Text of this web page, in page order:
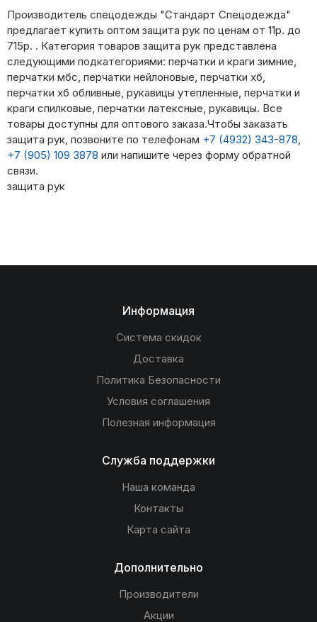
Производитель спецодежды "Стандарт Спецодежда"
предлагает купить оптом защита рук по ценам от 11р. до
715р. . Категория товаров защита рук представлена
следующими подкатегориями: перчатки и краги зимние,
перчатки мбс, перчатки нейлоновые, перчатки хб,
перчатки хб обливные, рукавицы утепленные, перчатки и
краги спилковые, перчатки латексные, рукавицы. Все
товары доступны для оптового заказа.Чтобы заказать
защита рук, позвоните по телефонам +7 (4932) 343-878
+7 (905) 109 3878 или напишите через форму обратной
связи.
защита рук
Информация
Система скидок
Доставка
Политика Безопасности
Условия соглашения
Полезная информация
Служба поддержки
Наша команда
Контакты
Карта сайта
Дополнительно
Производители
Акции